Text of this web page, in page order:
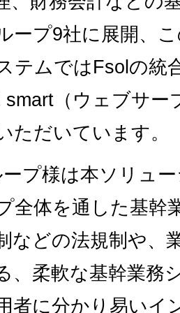
ープ9社に展開、
テムではFsolの統
smart（ウェブサ
ただいています。
ープ様は本ソリュ
全体を通した基幹
などの法規制や、
、柔軟な基幹業務
者に分かり易いイ